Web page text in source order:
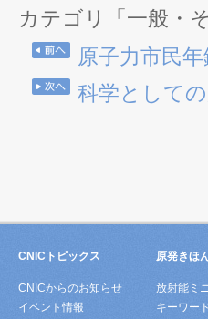
カテゴリ「一般・
原子力市民
科学として
CNICトピックス
CNICからのお知らせ
イベント情報
原発きほ
放射能ミ
キーワー